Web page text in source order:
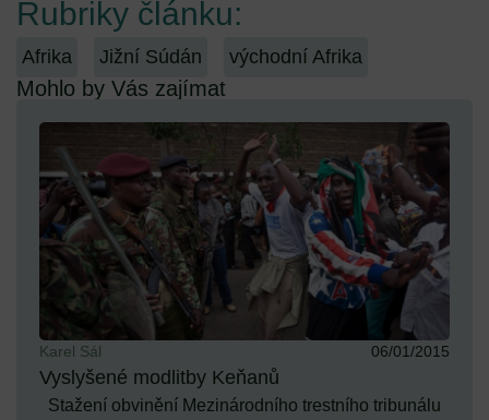
Rubriky článku:
Afrika Jižní Súdán východní Afrika
Mohlo by Vás zajímat
Karel Sál 06/01/2015
Vyslyšené modlitby Keňanů
Stažení obvinění Mezinárodního trestního tribunálu